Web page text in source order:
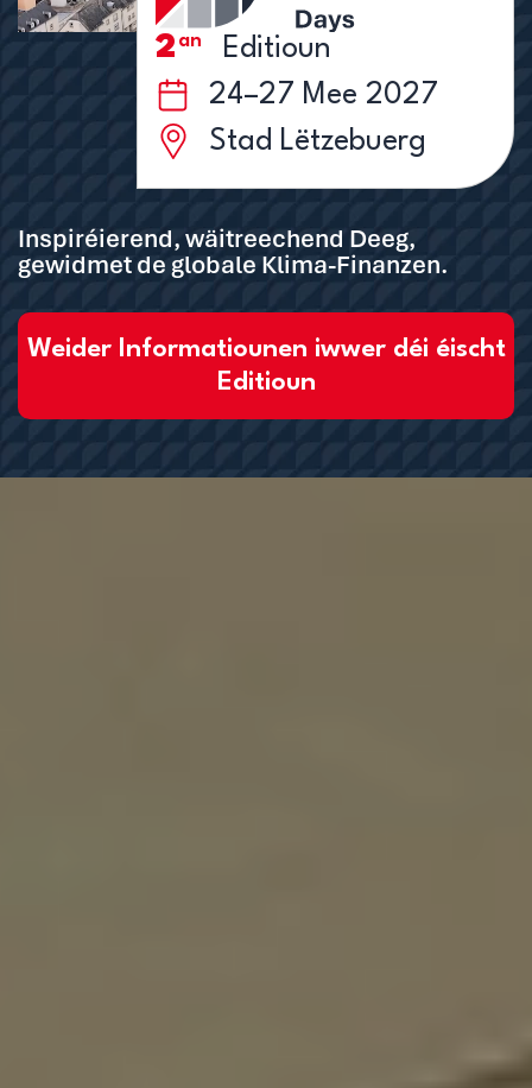
2an
Editioun
24–27 Mee 2027
Stad Lëtzebuerg
Inspiréierend, wäitreechend Deeg,
gewidmet de globale Klima-Finanzen.
Weider Informatiounen iwwer déi éischt
Editioun